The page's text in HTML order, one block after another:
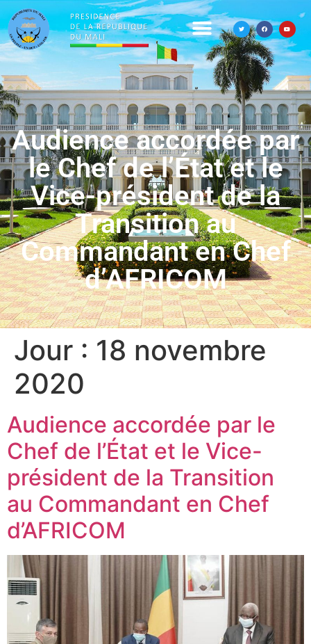
Audience accordée par
le Chef de l’État et le
Vice-président de la
Transition au
Commandant en Chef
d’AFRICOM
Jour : 18 novembre
2020
Audience accordée par le
Chef de l’État et le Vice-
président de la Transition
au Commandant en Chef
d’AFRICOM